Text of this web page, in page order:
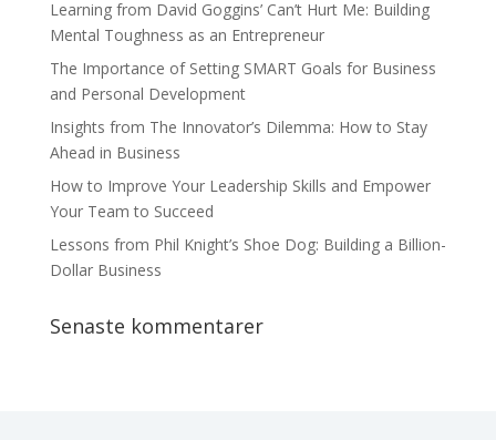
Learning from David Goggins’ Can’t Hurt Me: Building
Mental Toughness as an Entrepreneur
The Importance of Setting SMART Goals for Business
and Personal Development
Insights from The Innovator’s Dilemma: How to Stay
Ahead in Business
How to Improve Your Leadership Skills and Empower
Your Team to Succeed
Lessons from Phil Knight’s Shoe Dog: Building a Billion-
Dollar Business
Senaste kommentarer